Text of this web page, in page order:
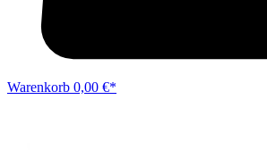
Warenkorb 0,00 €*